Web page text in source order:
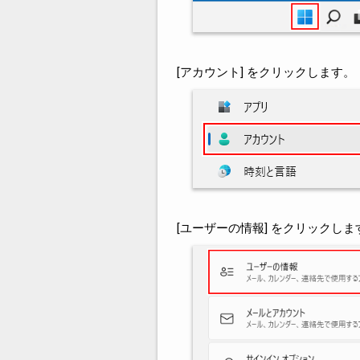
[アカウント] をクリックします。
[ユーザーの情報] をクリックしま